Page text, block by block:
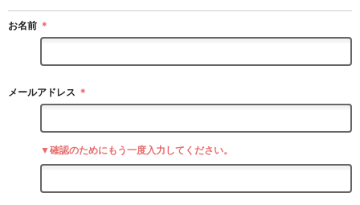
お名前 ＊
メールアドレス ＊
▼確認のためにもう一度入力してください。